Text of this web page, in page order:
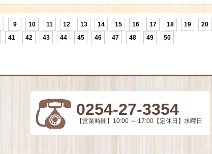
9 10 11 12 13 14 15 16 17 18 19 20
41 42 43 44 45 46 47 48 49 50
0254-27-3354
【営業時間】10:00 ～ 17:00【定休日】水曜日